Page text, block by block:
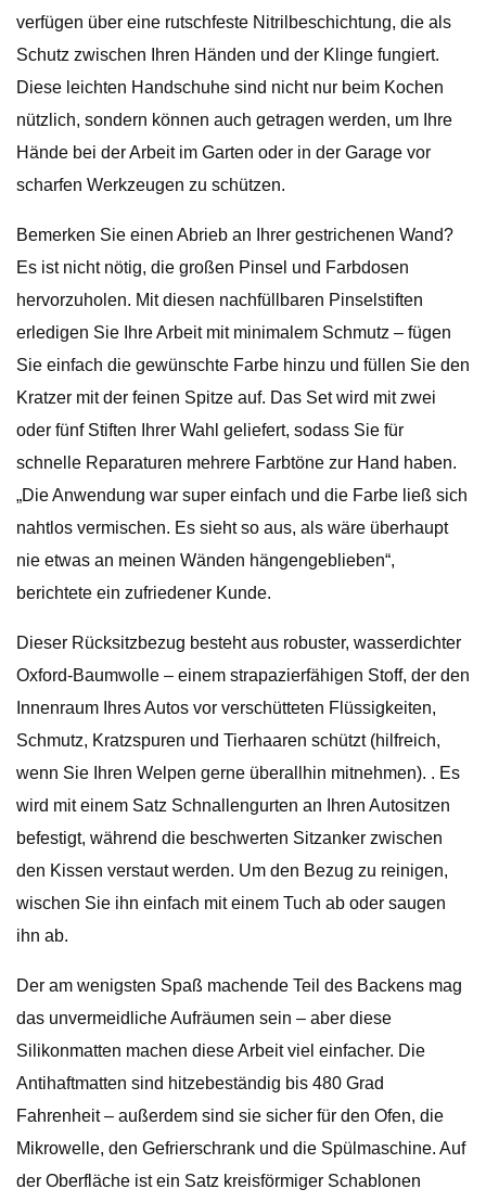
verfügen über eine rutschfeste Nitrilbeschichtung, die als
Schutz zwischen Ihren Händen und der Klinge fungiert.
Diese leichten Handschuhe sind nicht nur beim Kochen
nützlich, sondern können auch getragen werden, um Ihre
Hände bei der Arbeit im Garten oder in der Garage vor
scharfen Werkzeugen zu schützen.
Bemerken Sie einen Abrieb an Ihrer gestrichenen Wand?
Es ist nicht nötig, die großen Pinsel und Farbdosen
hervorzuholen. Mit diesen nachfüllbaren Pinselstiften
erledigen Sie Ihre Arbeit mit minimalem Schmutz – fügen
Sie einfach die gewünschte Farbe hinzu und füllen Sie den
Kratzer mit der feinen Spitze auf. Das Set wird mit zwei
oder fünf Stiften Ihrer Wahl geliefert, sodass Sie für
schnelle Reparaturen mehrere Farbtöne zur Hand haben.
„Die Anwendung war super einfach und die Farbe ließ sich
nahtlos vermischen. Es sieht so aus, als wäre überhaupt
nie etwas an meinen Wänden hängengeblieben“,
berichtete ein zufriedener Kunde.
Dieser Rücksitzbezug besteht aus robuster, wasserdichter
Oxford-Baumwolle – einem strapazierfähigen Stoff, der den
Innenraum Ihres Autos vor verschütteten Flüssigkeiten,
Schmutz, Kratzspuren und Tierhaaren schützt (hilfreich,
wenn Sie Ihren Welpen gerne überallhin mitnehmen). . Es
wird mit einem Satz Schnallengurten an Ihren Autositzen
befestigt, während die beschwerten Sitzanker zwischen
den Kissen verstaut werden. Um den Bezug zu reinigen,
wischen Sie ihn einfach mit einem Tuch ab oder saugen
ihn ab.
Der am wenigsten Spaß machende Teil des Backens mag
das unvermeidliche Aufräumen sein – aber diese
Silikonmatten machen diese Arbeit viel einfacher. Die
Antihaftmatten sind hitzebeständig bis 480 Grad
Fahrenheit – außerdem sind sie sicher für den Ofen, die
Mikrowelle, den Gefrierschrank und die Spülmaschine. Auf
der Oberfläche ist ein Satz kreisförmiger Schablonen